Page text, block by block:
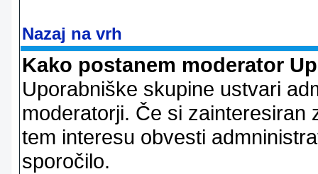
Nazaj na vrh
Kako postanem moderator
Uporabniške skupine ustvari
moderatorji. Če si
tem interesu obvesti
sporočilo.